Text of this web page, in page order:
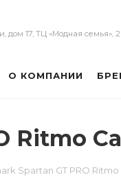
дом 17, ТЦ «Модная семья»,
О КОМПАНИИ
Ritmo
Spartan GT PRO Ritmo